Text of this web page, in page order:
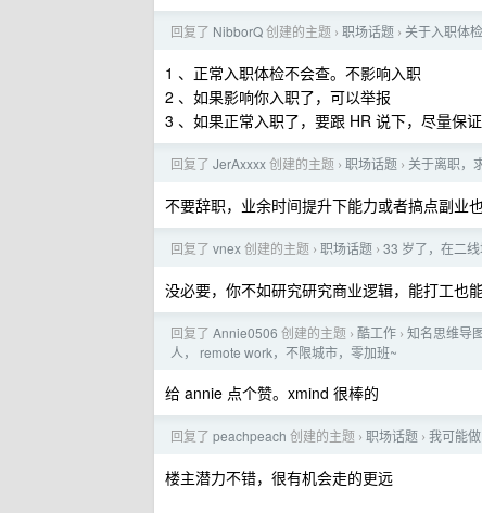
回复了 NibborQ创建的主题 › 职场话题 › 关于入职体检
1 、正常入职体检不会查。不影响入职
2 、如果影响你入职了，可以举报
3 、如果正常入职了，要跟 HR 说下，尽量保
回复了 JerAxxxx创建的主题 › 职场话题 › 关于离职，
不要辞职，业余时间提升下能力或者搞点副业
回复了 vnex创建的主题 › 职场话题 › 33 岁了，在二
没必要，你不如研究研究商业逻辑，能打工也
回复了 Annie0506 创建的主题 › 酷工作 › 知名思维导
人， remote work，不限城市，零加班~
给 annie 点个赞。xmind 很棒的
回复了 peachpeach 创建的主题 › 职场话题 › 我可能做
楼主潜力不错，很有机会走的更远